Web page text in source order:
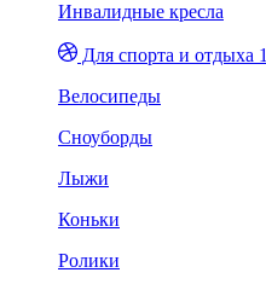
Инвалидные кресла
Для спорта и отдыха 1
Велосипеды
Сноуборды
Лыжи
Коньки
Ролики